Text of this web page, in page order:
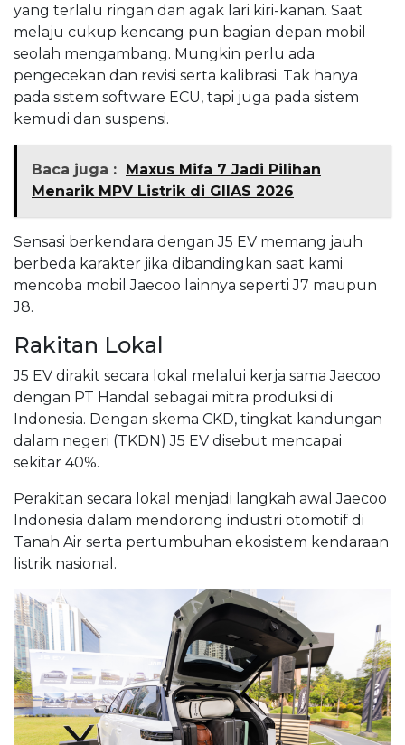
yang terlalu ringan dan agak lari kiri-kanan. Saat
melaju cukup kencang pun bagian depan mobil
seolah mengambang. Mungkin perlu ada
pengecekan dan revisi serta kalibrasi. Tak hanya
pada sistem software ECU, tapi juga pada sistem
kemudi dan suspensi.
Baca juga : Maxus Mifa 7 Jadi Pilihan
Menarik MPV Listrik di GIIAS 2026
Sensasi berkendara dengan J5 EV memang jauh
berbeda karakter jika dibandingkan saat kami
mencoba mobil Jaecoo lainnya seperti J7 maupun
J8.
Rakitan Lokal
J5 EV dirakit secara lokal melalui kerja sama Jaecoo
dengan PT Handal sebagai mitra produksi di
Indonesia. Dengan skema CKD, tingkat kandungan
dalam negeri (TKDN) J5 EV disebut mencapai
sekitar 40%.
Perakitan secara lokal menjadi langkah awal Jaecoo
Indonesia dalam mendorong industri otomotif di
Tanah Air serta pertumbuhan ekosistem kendaraan
listrik nasional.